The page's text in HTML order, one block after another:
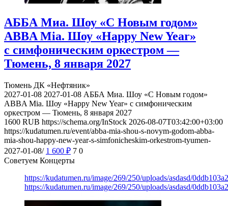
АББА Миа. Шоу «С Новым годом»
ABBA Mia. Шоу «Happy New Year»
с симфоническим оркестром —
Тюмень, 8 января 2027
Тюмень ДК «Нефтяник»
2027-01-08 2027-01-08 АББА Миа. Шоу «С Новым годом»
ABBA Mia. Шоу «Happy New Year» с симфоническим
оркестром — Тюмень, 8 января 2027
1600 RUB https://schema.org/InStock 2026-08-07T03:42:00+03:00
https://kudatumen.ru/event/abba-mia-shou-s-novym-godom-abba-
mia-shou-happy-new-year-s-simfonicheskim-orkestrom-tyumen-
2027-01-08/ 1 600 ₽ 7 0
Советуем Концерты
https://kudatumen.ru/image/269/250/uploads/asdasd/
https://kudatumen.ru/image/269/250/uploads/asdasd/